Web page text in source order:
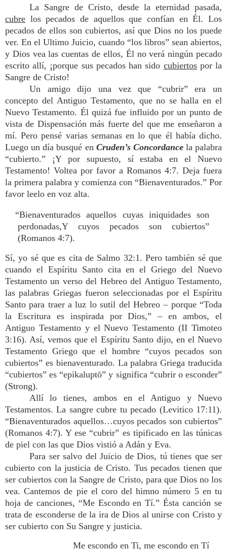
La Sangre de Cristo, desde la eternidad pasada,
cubre los pecados de aquellos que confían en Él. Los
pecados de ellos son cubiertos, así que Dios no los puede
ver. En el Ultimo Juicio, cuando “los libros” sean abiertos,
y Dios vea las cuentas de ellos, Él no verá ningún pecado
escrito allí, ¡porque sus pecados han sido cubiertospor la
Sangre de Cristo!
Un amigo dijo una vez que “cubrir” era un
concepto del Antiguo Testamento, que no se halla en el
Nuevo Testamento. Él quizá fue influido por un punto de
vista de Dispensación más fuerte del que me enseñaron a
mí. Pero pensé varias semanas en lo que él había dicho.
Luego un día busqué en Cruden’s Concordancela palabra
“cubierto.” ¡Y por supuesto, sí estaba en el Nuevo
Testamento! Voltea por favor a Romanos 4:7. Deja fuera
la primera palabra y comienza con “Bienaventurados.” Por
favor leelo en voz alta.
“Bienaventurados aquellos cuyas iniquidades son
perdonadas,Y cuyos pecados son cubiertos”
(Romanos 4:7).
Sí, yo sé que es cita de Salmo 32:1. Pero también sé que
cuando el Espíritu Santo cita en el Griego del Nuevo
Testamento un verso del Hebreo del Antiguo Testamento,
las palabras Griegas fueron seleccionadas por el Espíritu
Santo para traer a luz lo sutil del Hebreo – porque “Toda
la Escritura es inspirada por Dios,” – en ambos, el
Antiguo Testamento y el Nuevo Testamento (II Timoteo
3:16). Así, vemos que el Espíritu Santo dijo, en el Nuevo
Testamento Griego que el hombre “cuyos pecados son
cubiertos” es bienaventurado. La palabra Griega traducida
“cubiertos” es “epikaluptō” y significa “cubrir o esconder”
(Strong).
Allí lo tienes, ambos en el Antiguo y Nuevo
Testamentos. La sangre cubre tu pecado (Levitico 17:11).
“Bienaventurados aquellos…cuyos pecados son cubiertos”
(Romanos 4:7). Y ese “cubrir” es tipificado en las túnicas
de piel con las que Dios vistió a Adán y Eva.
Para ser salvo del Juicio de Dios, tú tienes que ser
cubierto con la justicia de Cristo. Tus pecados tienen que
ser cubiertos con la Sangre de Cristo, para que Dios no los
vea. Cantemos de pie el coro del himno número 5 en tu
hoja de canciones, “Me Escondo en Tí.” Ésta canción se
trata de esconderse de la ira de Dios al unirse con Cristo y
ser cubierto con Su Sangre y justicia.
Me escondo en Ti, me escondo en Tí